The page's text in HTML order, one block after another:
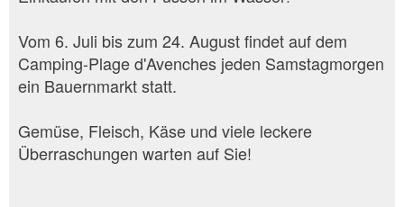
Vom 6. Juli bis zum 24. August findet auf dem
Camping-Plage d'Avenches jeden Samstagmorgen
ein Bauernmarkt statt.
Gemüse, Fleisch, Käse und viele leckere
Überraschungen warten auf Sie!